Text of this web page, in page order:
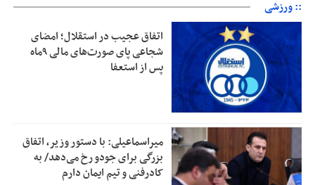
:: ورزشی
اتفاق عجیب در استقلال؛ امضای
شجاعی پای صورت‌های مالی ٩ماه
پس از استعفا
میراسماعیلی: با دستور وزیر، اتفاق
بزرگی برای جودو رخ می‌دهد/ به
کادرفنی و تیم ایمان دارم